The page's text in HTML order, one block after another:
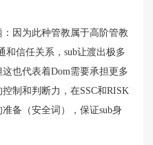
因为此种管教属于高阶管教
和信任关系，sub让渡出极多
也代表着Dom需要承担更多
制和判断力，在SSC和RISK
备（安全词），保证sub身